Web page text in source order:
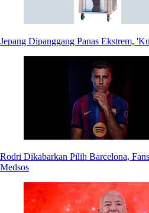
Jepang Dipanggang Panas Ekstrem,
Rodri Dikabarkan Pilih Barcelona,
Medsos